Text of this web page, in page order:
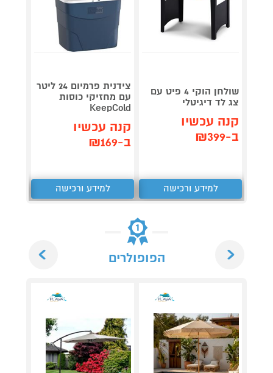
שולחן הוקי 4 פיט עם
צג לד דיגיטלי
קנה עכשיו
ב-₪399
למידע ורכישה
צידנית פרמיום 24 ליטר
עם מחזיקי כוסות
KeepCold
קנה עכשיו
ב-₪169
למידע ורכישה
הפופולרים